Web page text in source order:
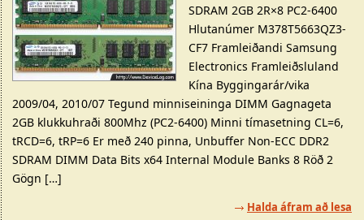
SDRAM 2GB 2R×8 PC2-6400
Hlutanúmer M378T5663QZ3-
CF7 Framleiðandi Samsung
Electronics Framleiðsluland
Kína Byggingarár/vika
2009/04, 2010/07 Tegund minniseininga DIMM Gagnageta
2GB klukkuhraði 800Mhz (PC2-6400) Minni tímasetning CL=6,
tRCD=6, tRP=6 Er með 240 pinna, Unbuffer Non-ECC DDR2
SDRAM DIMM Data Bits x64 Internal Module Banks 8 Röð 2
Gögn […]
Halda áfram að lesa